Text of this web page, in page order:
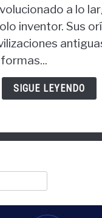
a lo
inventor. Sus
SIGUE LEYENDO